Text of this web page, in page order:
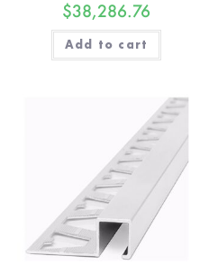
$38,286.76
Add to cart